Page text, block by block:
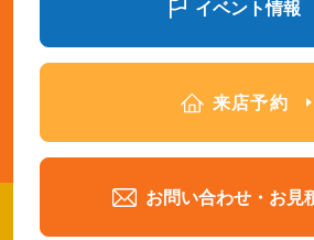
イベント情報
来店予約
お問い合わせ・お見